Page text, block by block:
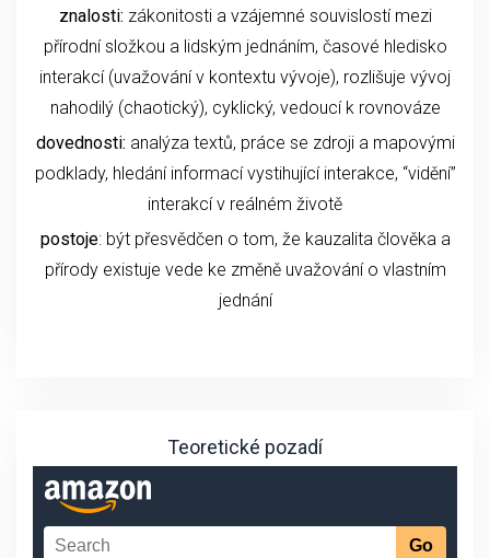
znalosti: zákonitosti a vzájemné souvislostí mezi
přírodní složkou a lidským jednáním, časové hledisko
interakcí (uvažování v kontextu vývoje), rozlišuje vývoj
nahodilý (chaotický), cyklický, vedoucí k rovnováze
dovednosti: analýza textů, práce se zdroji a mapovými
podklady, hledání informací vystihující interakce, “vidění”
interakcí v reálném životě
postoje: být přesvědčen o tom, že kauzalita člověka a
přírody existuje vede ke změně uvažování o vlastním
jednání
Teoretické pozadí